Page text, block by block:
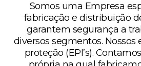
Somos uma Empresa
fabricação e distribuição
garantem segurança a
diversos segmentos.
proteção (EPI’s).